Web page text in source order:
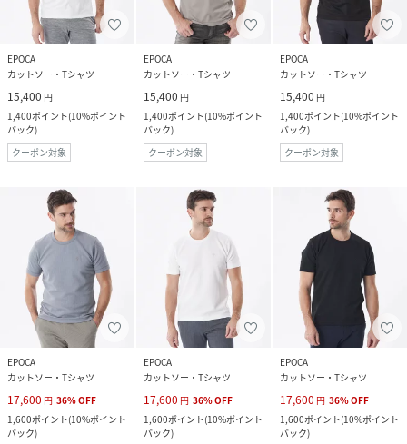
EPOCA
カットソー・Tシャツ
15,400 円
1,400ポイント(10%ポイント
バック)
クーポン対象
EPOCA
カットソー・Tシャツ
15,400 円
1,400ポイント(10%ポイント
バック)
クーポン対象
EPOCA
カットソー・Tシャツ
15,400 円
1,400ポイント(10%ポイント
バック)
クーポン対象
EPOCA
カットソー・Tシャツ
17,600 円 36%OFF
1,600ポイント(10%ポイント
バック)
EPOCA
カットソー・Tシャツ
17,600 円 36%OFF
1,600ポイント(10%ポイント
バック)
EPOCA
カットソー・Tシャツ
17,600 円 36%OFF
1,600ポイント(10%ポイント
バック)